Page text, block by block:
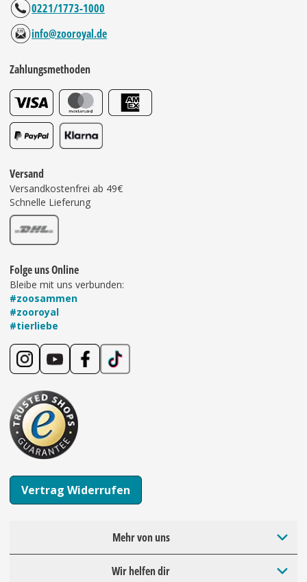
0221/1773-1000
info@zooroyal.de
Zahlungsmethoden
Versand
Versandkostenfrei ab 49€
Schnelle Lieferung
Folge uns Online
Bleibe mit uns verbunden:
#zoosammen
#zooroyal
#tierliebe
Vertrag Widerrufen
Mehr von uns
Wir helfen dir